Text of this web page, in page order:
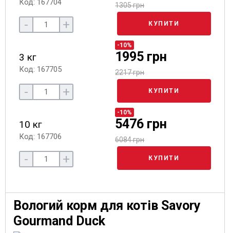
Код: 167704 1305 грн
- + КУПИТИ
3 кг
Код: 167705
-10%
1995 грн
2217 грн
- + КУПИТИ
10 кг
Код: 167706
-10%
5476 грн
6084 грн
- + КУПИТИ
Вологий корм для котів Savory
Gourmand Duck